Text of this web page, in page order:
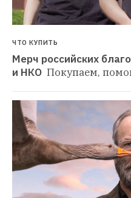
ЧТО КУПИТЬ
Мерч российских
и НКО Покупаем,